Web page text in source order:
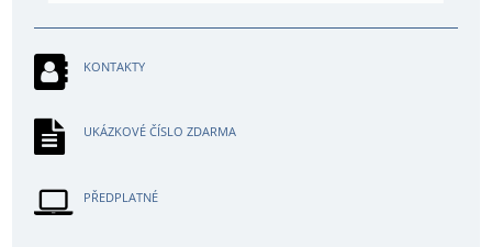
KONTAKTY
UKÁZKOVÉ ČÍSLO ZDARMA
PŘEDPLATNÉ